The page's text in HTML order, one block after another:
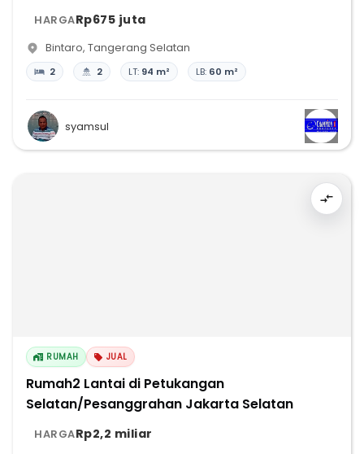
HARGARp675 juta
Bintaro, Tangerang Selatan
2 2 LT: 94 m² LB: 60 m²
syamsul
RUMAH JUAL
Rumah2 Lantai di Petukangan
Selatan/Pesanggrahan Jakarta Selatan
HARGARp2,2 miliar